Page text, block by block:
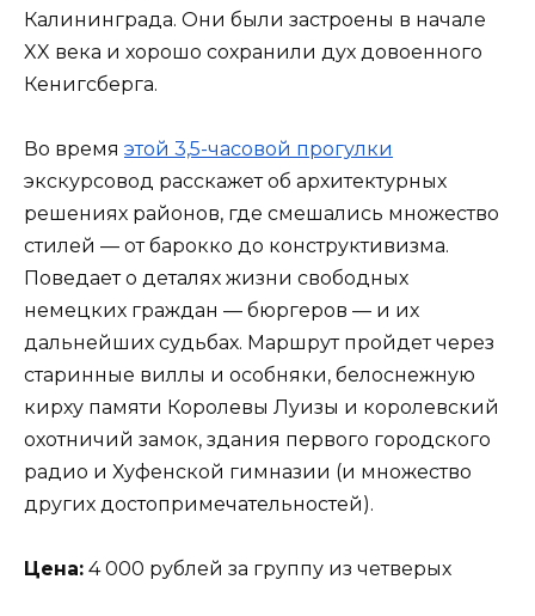
Калининграда. Они были застроены в начале
XX века и хорошо сохранили дух довоенного
Кенигсберга.
Во время этой 3,5-часовой прогулки
экскурсовод расскажет об архитектурных
решениях районов, где смешались множество
стилей — от барокко до конструктивизма.
Поведает о деталях жизни свободных
немецких граждан — бюргеров — и их
дальнейших судьбах. Маршрут пройдет через
старинные виллы и особняки, белоснежную
кирху памяти Королевы Луизы и королевский
охотничий замок, здания первого городского
радио и Хуфенской гимназии (и множество
других достопримечательностей).
Цена: 4 000 рублей за группу из четверых